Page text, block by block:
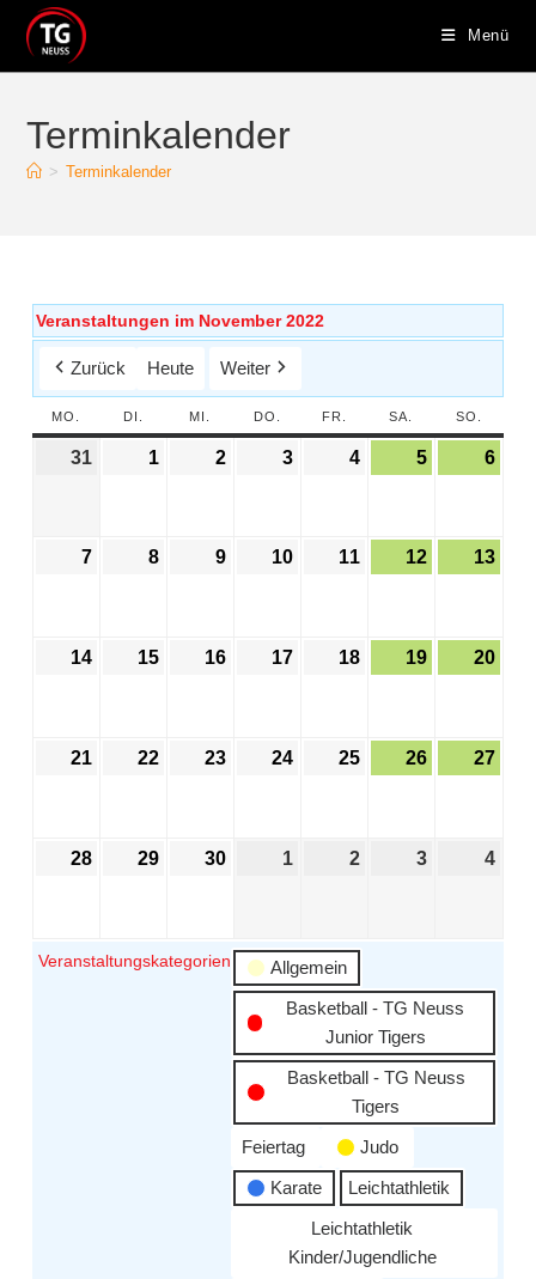
Menü
Terminkalender
> Terminkalender
Veranstaltungen im November 2022
Zurück Heute Weiter
MO. DI. MI. DO. FR. SA. SO.
31 1 2 3 4 5 6
7 8 9 10 11 12 13
14 15 16 17 18 19 20
21 22 23 24 25 26 27
28 29 30 1 2 3 4
Veranstaltungskategorien
Allgemein
Basketball - TG Neuss
Junior Tigers
Basketball - TG Neuss
Tigers
Feiertag
Judo
Karate
Leichtathletik
Leichtathletik
Kinder/Jugendliche